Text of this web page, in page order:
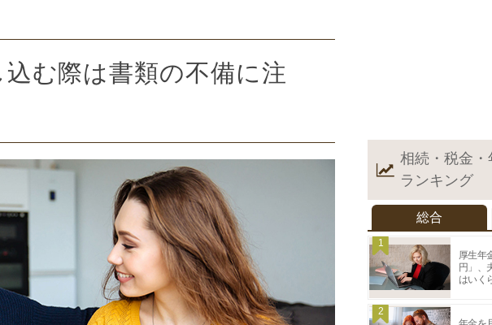
む際は書類の不備に注
相続・税金・
ランキング
総合
1
厚生年
円」、
はいく
2